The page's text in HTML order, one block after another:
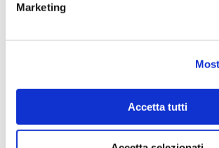
Marketing
Accetta tutti